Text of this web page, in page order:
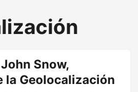
Snow,
la Geolocalización
de Operations Engineering.